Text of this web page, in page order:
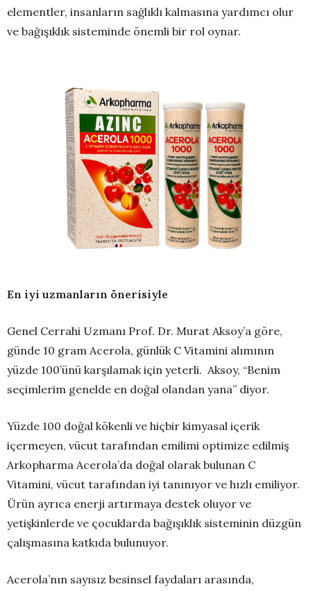
elementler, insanların sağlıklı kalmasına yardımcı olur
ve bağışıklık sisteminde önemli bir rol oynar.
En iyi uzmanların önerisiyle
Genel Cerrahi Uzmanı Prof. Dr. Murat Aksoy’a göre,
günde 10 gram Acerola, günlük C Vitamini alımının
yüzde 100’ünü karşılamak için yeterli. Aksoy, “Benim
seçimlerim genelde en doğal olandan yana” diyor.
Yüzde 100 doğal kökenli ve hiçbir kimyasal içerik
içermeyen, vücut tarafından emilimi optimize edilmiş
Arkopharma Acerola’da doğal olarak bulunan C
Vitamini, vücut tarafından iyi tanınıyor ve hızlı emiliyor.
Ürün ayrıca enerji artırmaya destek oluyor ve
yetişkinlerde ve çocuklarda bağışıklık sisteminin düzgün
çalışmasına katkıda bulunuyor.
Acerola’nın sayısız besinsel faydaları arasında,